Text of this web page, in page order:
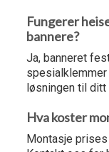
Fungerer
bannere?
Ja, banneret
løsningen til ditt
Hva koster
Montasje